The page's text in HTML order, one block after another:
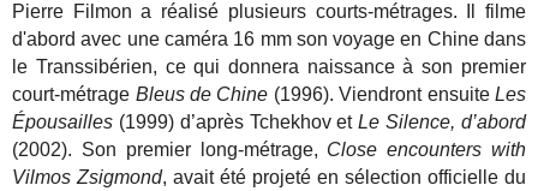
Pierre Filmon a réalisé plusieurs courts-métrages. Il filme
d'abord avec une caméra 16 mm son voyage en Chine dans
le Transsibérien, ce qui donnera naissance à son premier
court-métrage Bleus de Chine (1996). Viendront ensuite Les
Épousailles (1999) d’après Tchekhov etLe Silence, d’abord
(2002). Son premier long-métrage, Close encounters with
Vilmos Zsigmond, avait été projeté en sélection officielle du